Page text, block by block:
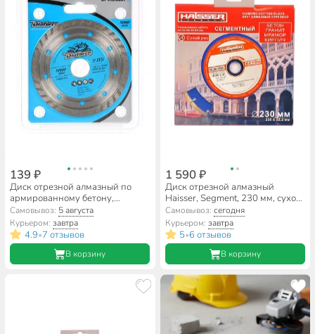
139 ₽
Диск отрезной алмазный по
армированному бетону,
Diaforce, Turbo Basic, сплошной
край, 115х22.23х1.9 мм, сухой
рез, 511115
Самовывоз: 5 августа
Курьером:завтра
4.9•7 отзывов
В корзину
1 590 ₽
Диск отрезной алмазный
Haisser, Segment, 230 мм, сухой
рез, HS110004
Самовывоз: сегодня
Курьером: завтра
5•6 отзывов
В корзину